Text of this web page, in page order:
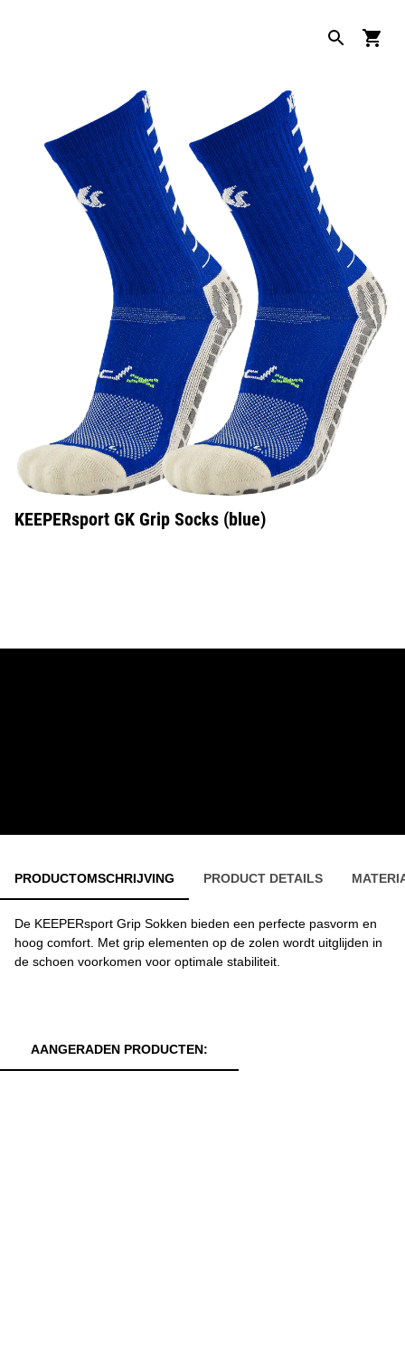
KEEPERsport GK Grip Socks (blue)
PRODUCTOMSCHRIJVING PRODUCT DETAILS
De KEEPERsport Grip Sokken bieden een perfecte pasvorm en
hoog comfort. Met grip elementen op de zolen wordt uitglijden in
de schoen voorkomen voor optimale stabiliteit.
AANGERADEN PRODUCTEN: